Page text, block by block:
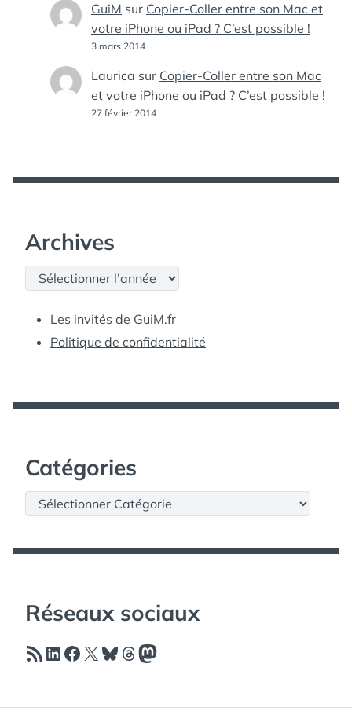
GuiM sur Copier-Coller entre son Mac et
votre iPhone ou iPad ? C’est possible !
3 mars 2014
Laurica sur Copier-Coller entre son Mac
et votre iPhone ou iPad ? C’est possible !
27 février 2014
Archives
Archives
Les invités de GuiM.fr
Politique de confidentialité
Catégories
Catégories
Réseaux sociaux
Flux RSSLinkedIn
Facebook
X Bluesky
Threads
Mastodon